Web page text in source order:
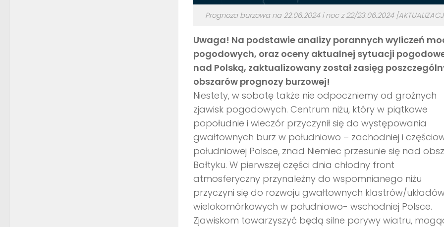
Prognoza burzowa na 22.06.2024 i noc z 22/23.06.2024
Uwaga! Na podstawie analizy porannych wyliczeń
pogodowych, oraz oceny aktualnej sytuacji
nad Polską, zaktualizowany został zasięg
obszarów prognozy burzowej!
Niestety, w sobotę także nie odpoczniemy od groźnych
zjawisk pogodowych. Centrum niżu, który w piątkowe
popołudnie i wieczór przyczynił się do występowania
gwałtownych burz w południowo – zachodniej i
południowej Polsce, znad Niemiec przesunie się nad
Bałtyku. W pierwszej części dnia chłodny front
atmosferyczny przynależny do wspomnianego niżu
przyczyni się do rozwoju gwałtownych klastrów/
wielokomórkowych w południowo- wschodniej Polsce.
Zjawiskom towarzyszyć będą silne porywy wiatru,